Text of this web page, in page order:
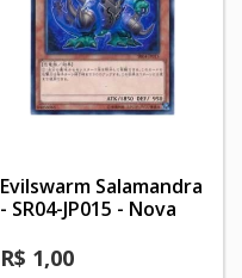
Evilswarm Salamandra
- SR04-JP015 - Nova
R$ 1,00